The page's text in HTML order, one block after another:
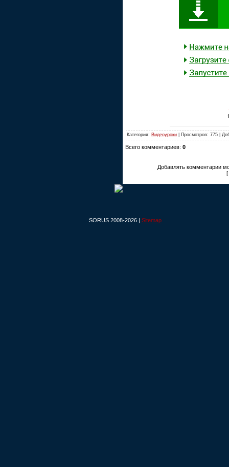
Категория: Видеоуроки | Просмотров: 775 |
Всего комментариев: 0
Добавлять комментарии
[
SORUS 2008-2026 | Sitemap